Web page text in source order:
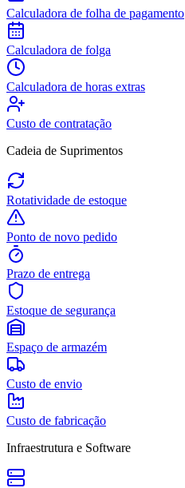
Calculadora de folha de pagamento
Calculadora de folga
Calculadora de horas extras
Custo de contratação
Cadeia de Suprimentos
Rotatividade de estoque
Ponto de novo pedido
Prazo de entrega
Estoque de segurança
Espaço de armazém
Custo de envio
Custo de fabricação
Infraestrutura e Software